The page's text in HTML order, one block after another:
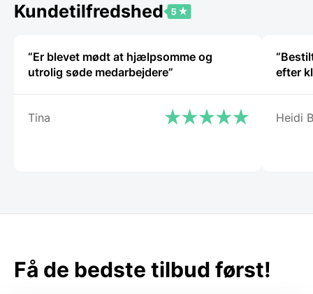
Kundetilfredshed
“Er blevet mødt at hjælpsomme og
utrolig søde medarbejdere”
Tina
efter
Heidi
Få de bedste tilbud først!